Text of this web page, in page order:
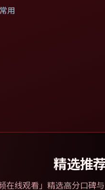
用
精选推
在线观看 」精选高分口碑